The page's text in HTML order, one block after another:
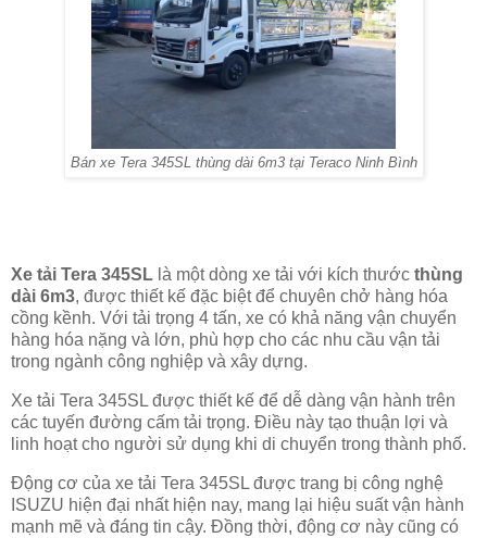
Bán xe Tera 345SL thùng dài 6m3 tại Teraco Ninh Bình
Xe tải Tera 345SL là một dòng xe tải với kích thước thùng
dài 6m3, được thiết kế đặc biệt để chuyên chở hàng hóa
cồng kềnh. Với tải trọng 4 tấn, xe có khả năng vận chuyển
hàng hóa nặng và lớn, phù hợp cho các nhu cầu vận tải
trong ngành công nghiệp và xây dựng.
Xe tải Tera 345SL được thiết kế để dễ dàng vận hành trên
các tuyến đường cấm tải trọng. Điều này tạo thuận lợi và
linh hoạt cho người sử dụng khi di chuyển trong thành phố.
Động cơ của xe tải Tera 345SL được trang bị công nghệ
ISUZU hiện đại nhất hiện nay, mang lại hiệu suất vận hành
mạnh mẽ và đáng tin cậy. Đồng thời, động cơ này cũng có